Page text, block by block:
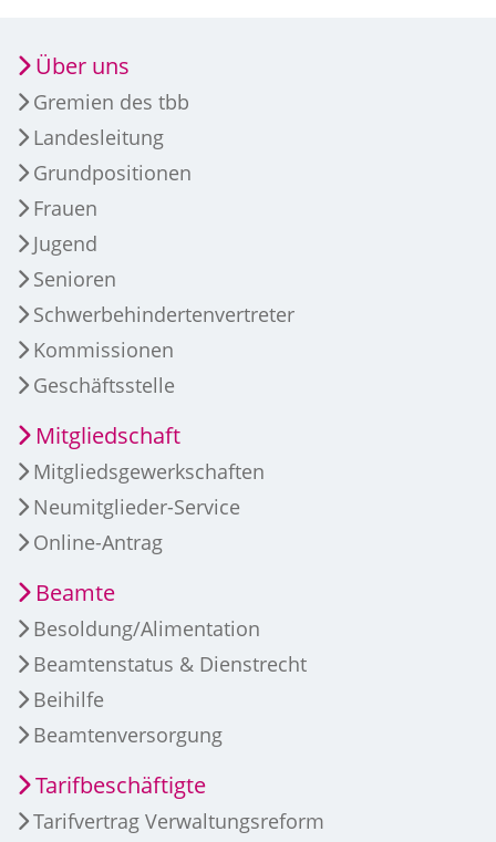
Über uns
Gremien des tbb
Landesleitung
Grundpositionen
Frauen
Jugend
Senioren
Schwerbehindertenvertreter
Kommissionen
Geschäftsstelle
Mitgliedschaft
Mitgliedsgewerkschaften
Neumitglieder-Service
Online-Antrag
Beamte
Besoldung/Alimentation
Beamtenstatus & Dienstrecht
Beihilfe
Beamtenversorgung
Tarifbeschäftigte
Tarifvertrag Verwaltungsreform